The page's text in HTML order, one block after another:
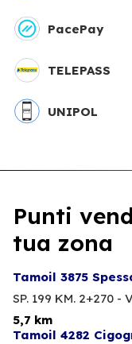
PacePay
TELEPASS
UNIPOL
Punti
tua zona
Tamoil 3875
SP. 199 KM. 2+270 -
5,7 km
Tamoil 4282